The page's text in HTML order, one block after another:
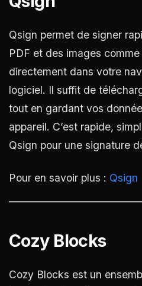
Qsign permet de signer
PDF et des images
directement dans votre
logiciel. Il suffit de
tout en gardant vos
appareil. C’est rapide,
Qsign pour une signature
Pour en savoir plus : Qsign
Cozy Blocks
Cozy Blocks est un